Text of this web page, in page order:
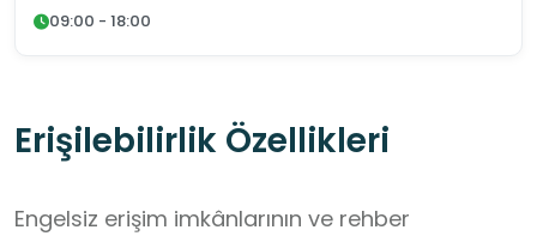
09:00 - 18:00
Erişilebilirlik Özellikleri
Engelsiz erişim imkânlarının ve rehber